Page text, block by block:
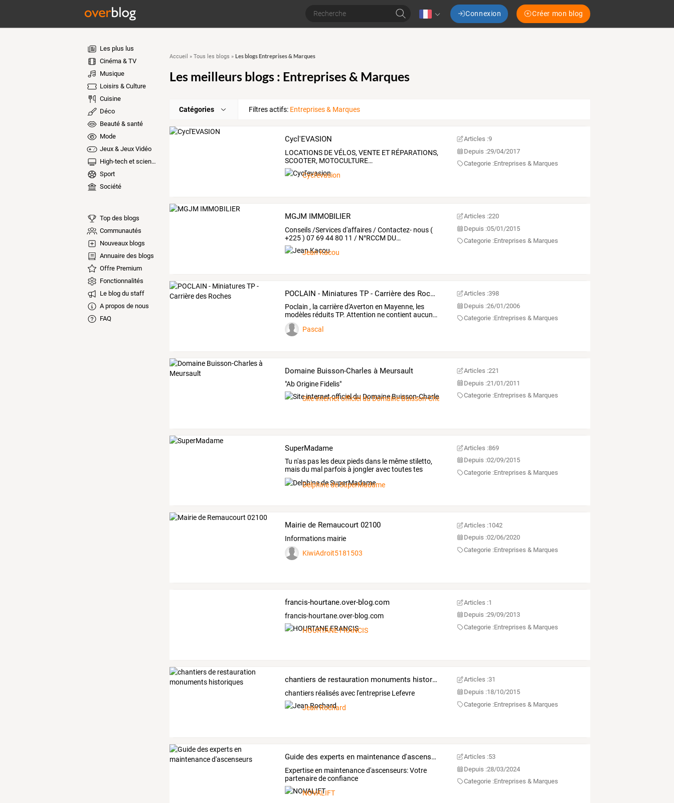
Connexion Créer mon blog
Les plus lus
Cinéma & TV
Musique
Loisirs & Culture
Cuisine
Déco
Beauté & santé
Mode
Jeux & Jeux Vidéo
High-tech et sciences
Sport
Société
Top des blogs
Communautés
Nouveaux blogs
Annuaire des blogs
Offre Premium
Fonctionnalités
Le blog du staff
A propos de nous
FAQ
Accueil » Tous les blogs » Les blogs Entreprises & Marques
Les meilleurs blogs : Entreprises & Marques
Catégories Filtres actifs: Entreprises & Marques
Cycl'EVASION
LOCATIONS DEVÉLOS, VENTE ET RÉPARATIONS,
SCOOTER, MOTOCULTURE…
Cycl'evasion
Articles :9
Depuis :29/04/2017
Categorie :Entreprises & Marques
MGJM IMMOBILIER
Conseils /Servicesd'affaires /Contactez- nous (
+225) 07 69 4480 11 / N°RCCM DU…
Jean Kacou
Articles :220
Depuis :05/01/2015
Categorie :Entreprises & Marques
POCLAIN - Miniatures TP - Carrière des Roches
Poclain , la carrièred'Averton en Mayenne, les
modèles réduitsTP. Attention necontient aucun…
Pascal
Articles :398
Depuis :26/01/2006
Categorie :Entreprises & Marques
Domaine Buisson-Charles à Meursault
"Ab Origine Fidelis"
Site internet officiel du Domaine Buisson-Charles
Articles :221
Depuis :21/01/2011
Categorie :Entreprises & Marques
SuperMadame
Tu n'as pas lesdeux piedsdans le mêmestiletto,
maisdu mal parfoisà jongleravectoutestes
casquettes
Delphine de SuperMadame
Articles :869
Depuis :02/09/2015
Categorie :Entreprises & Marques
Mairie de Remaucourt 02100
Informations mairie
KiwiAdroit5181503
Articles :1042
Depuis :02/06/2020
Categorie :Entreprises & Marques
francis-hourtane.over-blog.com
francis-hourtane.over-blog.com
HOURTANE FRANCIS
Articles :1
Depuis :29/09/2013
Categorie :Entreprises & Marques
chantiers de restauration monuments historiques
chantiers réalisés avec l'entreprise Lefevre
Jean Rochard
Articles :31
Depuis :18/10/2015
Categorie :Entreprises & Marques
Guide des experts en maintenance d'ascenseurs
Expertise en maintenance d'ascenseurs: Votre
partenaire de confiance
NOVALIFT
Articles :53
Depuis :28/03/2024
Categorie :Entreprises & Marques